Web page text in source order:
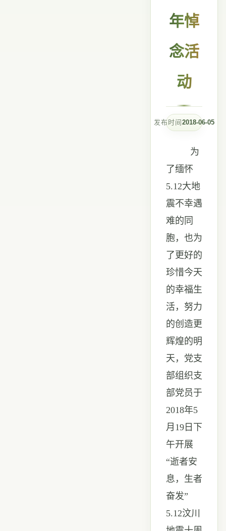
年悼
念活
动
发布时间2018-06-05
为
了缅怀
5.12大地
震不幸遇
难的同
胞，也为
了更好的
珍惜今天
的幸福生
活，努力
的创造更
辉煌的明
天，党支
部组织支
部党员于
2018年5
月 19 日下
午开展
“逝者安
息，生者
奋发”
5.12汶川